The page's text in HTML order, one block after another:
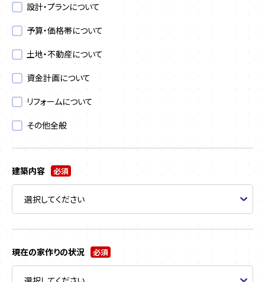
設計・プランについて
予算・価格帯について
土地・不動産について
資金計画について
リフォームについて
その他全般
建築内容 必須
現在の家作りの状況 必須